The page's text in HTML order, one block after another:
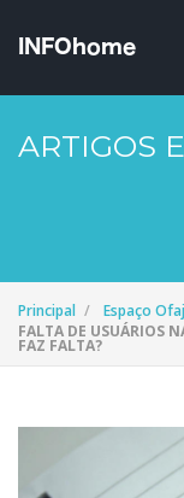
ARTIGOS
Principal Espaço Ofaj
FALTA DE USUÁRIOS
FAZ FALTA?